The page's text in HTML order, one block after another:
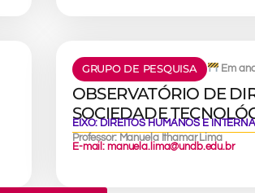
GRUPO DE PESQUISA Em
OBSERVATÓRIO DE
SOCIEDADE
EIXO:DIREITOS HUMANOS E
Professor: Manuela Ithamar Lima
E-mail: manuela.lima@undb.edu.br